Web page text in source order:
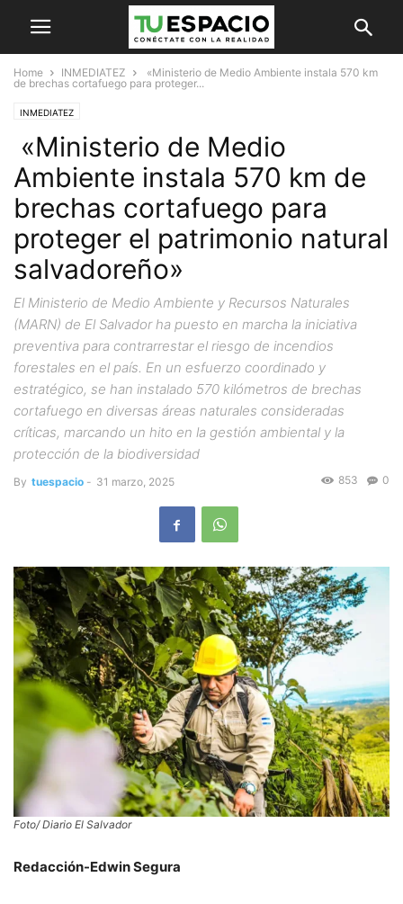
Home INMEDIATEZ
«Ministerio de Medio Ambiente instala 570 km
de brechas cortafuego para proteger...
INMEDIATEZ
«Ministerio de Medio
Ambiente instala 570 km de
brechas cortafuego para
proteger el patrimonio natural
salvadoreño»
El Ministerio de Medio Ambiente y Recursos Naturales
(MARN) de El Salvador ha puesto en marcha la iniciativa
preventiva para contrarrestar el riesgo de incendios
forestales en el país. En un esfuerzo coordinado y
estratégico, se han instalado 570 kilómetros de brechas
cortafuego en diversas áreas naturales consideradas
críticas, marcando un hito en la gestión ambiental y la
protección de la biodiversidad
By tuespacio - 31 marzo, 2025 0
853
Foto/ Diario El Salvador
Redacción-Edwin Segura